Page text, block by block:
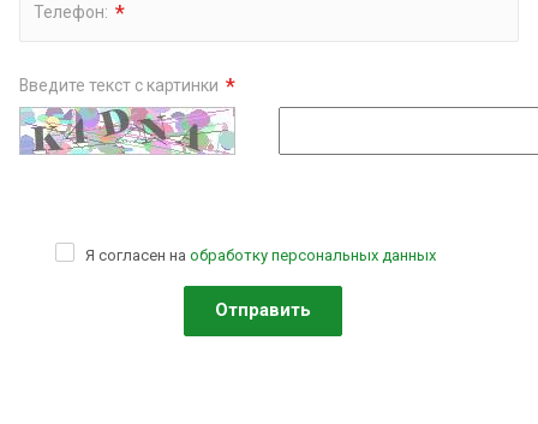
Телефон: *
Введите текст с картинки *
Я согласен на обработку персональных данных